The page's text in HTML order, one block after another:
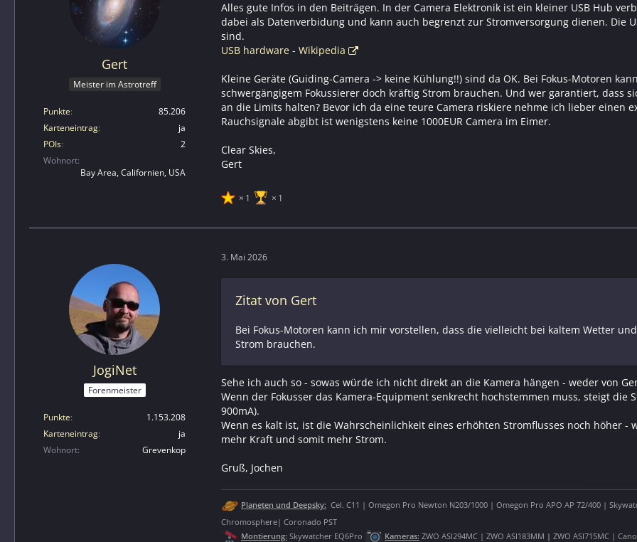
Gert
Meister im Astrotreff
Punkte
85.206
Karteneintrag
ja
POIs
2
Wohnort
Bay Area, Californien, USA
Alles gute Infos in den Beiträgen. In der Camera Elektronik ist ein kleiner USB Hub
dabei als Datenverbidung und kann auch begrenzt zur Stromversorgung dienen. Die
sind.
USB hardware - Wikipedia
Kleine Geräte (Guiding-Camera -> keine Kühlung!!) sind da OK. Bei Fokus-Motoren
schwergängigem Fokussierer doch kräftig Strom brauchen. Und wer garantiert, dass
an die Limits halten? Bevor ich da eine teure Camera riskiere nehme ich lieber einen
Rauchsignale abgibt ist wenigstens keine 1000EUR Camera im Eimer.
Clear Skies,
Gert
1 1
JogiNet
Forenmeister
Punkte
1.153.208
Karteneintrag
ja
Wohnort
Grevenkop
3. Mai 2026
Zitat von Gert
Bei Fokus-Motoren kann ich mir vorstellen, dass die vielleicht bei kaltem Wetter
Strom brauchen.
Sehe ich auch so - sowas würde ich nicht direkt an die Kamera hängen - weder von
Wenn der Fokusser das Kamera-Equipment senkrecht hochstemmen muss, steigt die
900mA).
Wenn es kalt ist, ist die Wahrscheinlichkeit eines erhöhten Stromflusses noch höher
mehr Kraft und somit mehr Strom.
Gruß, Jochen
Planeten und Deepsky: Cel. C11 | Omegon Pro Newton N203/1000 | Omegon Pro APO AP 72/400 |
Chromosphere| Coronado PST
Montierung: Skywatcher EQ6Pro Kameras: ZWO ASI294MC | ZWO ASI183MM | ZWO ASI715MC |